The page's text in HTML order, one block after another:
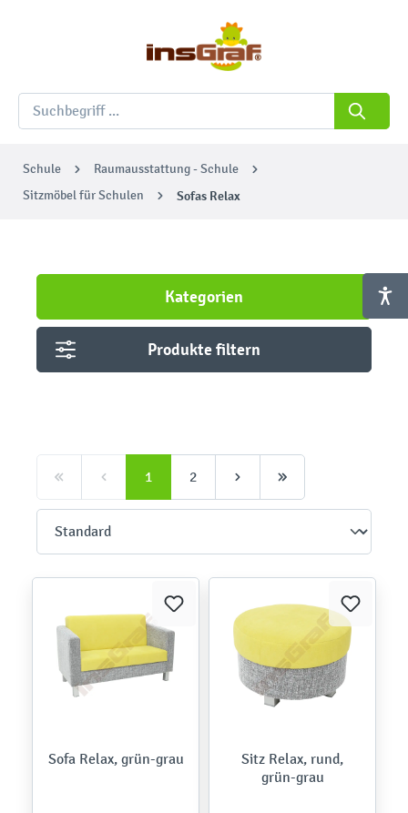
Schule
Raumausstattung - Schule
Sitzmöbel für Schulen
Sofas Relax
Kategorien
Produkte filtern
1 2
Sofa Relax, grün-grau
Sitz Relax, rund,
grün-grau